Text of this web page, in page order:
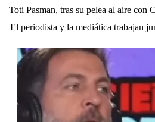
Toti Pasman, tras su pelea al aire con
El periodista y la mediática trabajan